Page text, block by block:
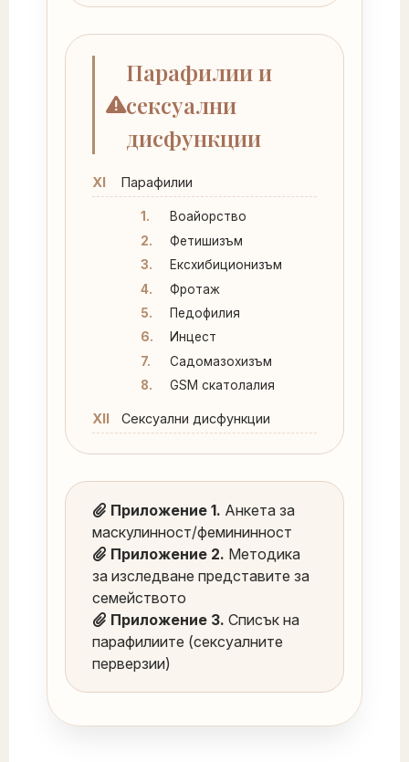
Парафилии и
сексуални
дисфункции
XI Парафилии
1.
Воайорство
2.
Фетишизъм
3.
Ексхибиционизъм
4.
Фротаж
5.
Педофилия
6.
Инцест
7.
Садомазохизъм
8.
GSM скатолалия
XII Сексуални дисфункции
Приложение 1. Анкета за
маскулинност/фемининност
Приложение 2. Методика
за изследване представите за
семейството
Приложение 3. Списък на
парафилиите (сексуалните
перверзии)